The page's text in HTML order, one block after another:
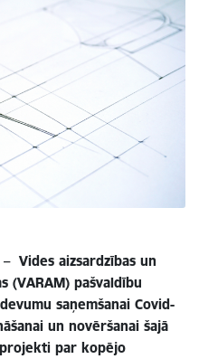
Vides aizsardzības un
s (VARAM) pašvaldību
saņemšanai Covid-
un novēršanai šajā
i par kopējo